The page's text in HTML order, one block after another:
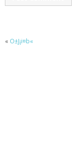
« O±J¡i¤b«